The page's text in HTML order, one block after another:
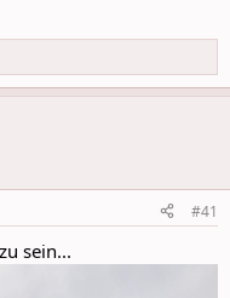
#41
sein...